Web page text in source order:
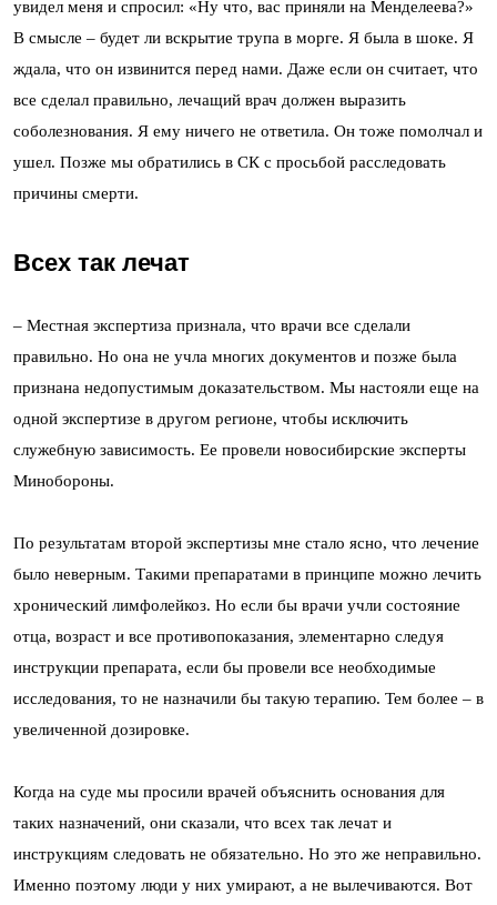
увидел меня и спросил: «Ну что, вас приняли на Менделеева?»
В смысле – будет ли вскрытие трупа в морге. Я была в шоке. Я
ждала, что он извинится перед нами. Даже если он считает, что
все сделал правильно, лечащий врач должен выразить
соболезнования. Я ему ничего не ответила. Он тоже помолчал и
ушел. Позже мы обратились в СК с просьбой расследовать
причины смерти.
Всех так лечат
– Местная экспертиза признала, что врачи все сделали
правильно. Но она не учла многих документов и позже была
признана недопустимым доказательством. Мы настояли еще на
одной экспертизе в другом регионе, чтобы исключить
служебную зависимость. Ее провели новосибирские эксперты
Минобороны.
По результатам второй экспертизы мне стало ясно, что лечение
было неверным. Такими препаратами в принципе можно лечить
хронический лимфолейкоз. Но если бы врачи учли состояние
отца, возраст и все противопоказания, элементарно следуя
инструкции препарата, если бы провели все необходимые
исследования, то не назначили бы такую терапию. Тем более – в
увеличенной дозировке.
Когда на суде мы просили врачей объяснить основания для
таких назначений, они сказали, что всех так лечат и
инструкциям следовать не обязательно. Но это же неправильно.
Именно поэтому люди у них умирают, а не вылечиваются. Вот